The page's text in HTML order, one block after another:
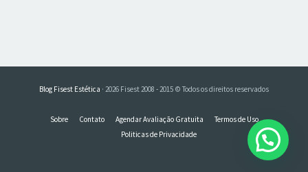
Blog Fisest Estética · 2026 Fisest 2008 - 2015 © Todos os direitos reservados
Sobre Contato Agendar Avaliação Gratuita
Termos de Uso
Politicas de Privacidade